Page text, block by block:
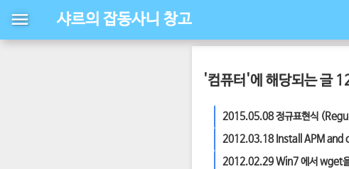
샤르의 잡동사니 창고
'컴퓨터'에 해당되는 글
2015.05.08정규표현식
2012.03.18Install APM and
2012.02.29Win7 에서 wget